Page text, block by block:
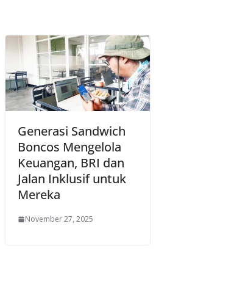
Generasi Sandwich
Boncos Mengelola
Keuangan, BRI dan
Jalan Inklusif untuk
Mereka
November 27, 2025